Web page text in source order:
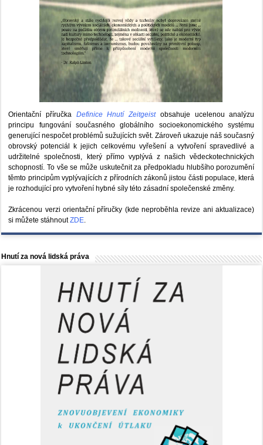
Orientační příručka Definice Hnutí Zeitgeistobsahuje ucelenou analýzu
principu fungování současného globálního socioekonomického systému
generující nespočet problémů sužujících svět. Zároveň ukazuje náš současný
obrovský potenciál k jejich celkovému vyřešení a vytvoření spravedlivé a
udržitelné společnosti, který přímo vyplývá z našich vědeckotechnických
schopností. To vše se může uskutečnit za předpokladu hlubšího porozumění
těmto principům vyplývajících z přírodních zákonů jistou části populace, která
je rozhodující pro vytvoření hybné síly této zásadní společenské změny.
Zkrácenou verzi orientační příručky (kde neproběhla revize ani aktualizace)
si můžete stáhnoutZDE.
Hnutí za nová lidská práva